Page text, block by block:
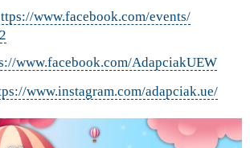
www.facebook.com/events/
www.facebook.com/AdapciakUEW
www.instagram.com/adapciak.ue/